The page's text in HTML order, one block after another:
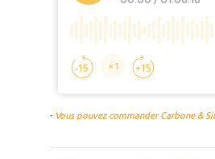
- Vous pouvez commander Carbone &